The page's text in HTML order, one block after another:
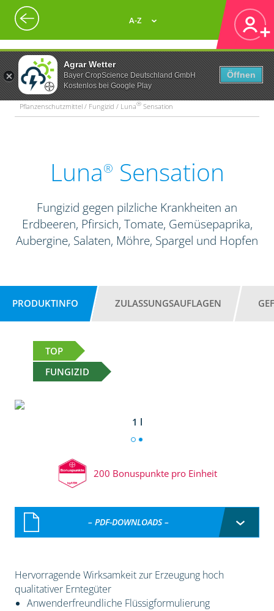
Agrar Wetter
Bayer CropScience Deutschland GmbH
Kostenlos bei Google Play
Öffnen
A-Z
Pflanzenschutzmittel / Fungizid / Luna® Sensation
Luna® Sensation
Fungizid gegen pilzliche Krankheiten an
Erdbeeren, Pfirsich, Tomate, Gemüsepaprika,
Aubergine, Salaten, Möhre, Spargel und Hopfen
PRODUKTINFO ZULASSUNGSAUFLAGEN
TOP
FUNGIZID
1 l
200 Bonuspunkte pro Einheit
– PDF-DOWNLOADS –
Hervorragende Wirksamkeit zur Erzeugung hoch
qualitativer Erntegüter
Anwenderfreundliche Flüssigformulierung